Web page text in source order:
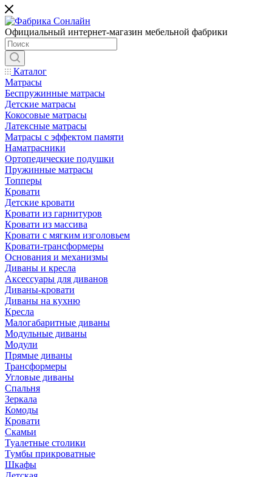
Официальный интернет-магазин мебельной фабрики
Каталог
Матрасы
Беспружинные матрасы
Детские матрасы
Кокосовые матрасы
Латексные матрасы
Матрасы с эффектом памяти
Наматрасники
Ортопедические подушки
Пружинные матрасы
Топперы
Кровати
Детские кровати
Кровати из гарнитуров
Кровати из массива
Кровати с мягким изголовьем
Кровати-трансформеры
Основания и механизмы
Диваны и кресла
Аксессуары для диванов
Диваны-кровати
Диваны на кухню
Кресла
Малогабаритные диваны
Модульные диваны
Модули
Прямые диваны
Трансформеры
Угловые диваны
Спальня
Зеркала
Комоды
Кровати
Скамьи
Туалетные столики
Тумбы прикроватные
Шкафы